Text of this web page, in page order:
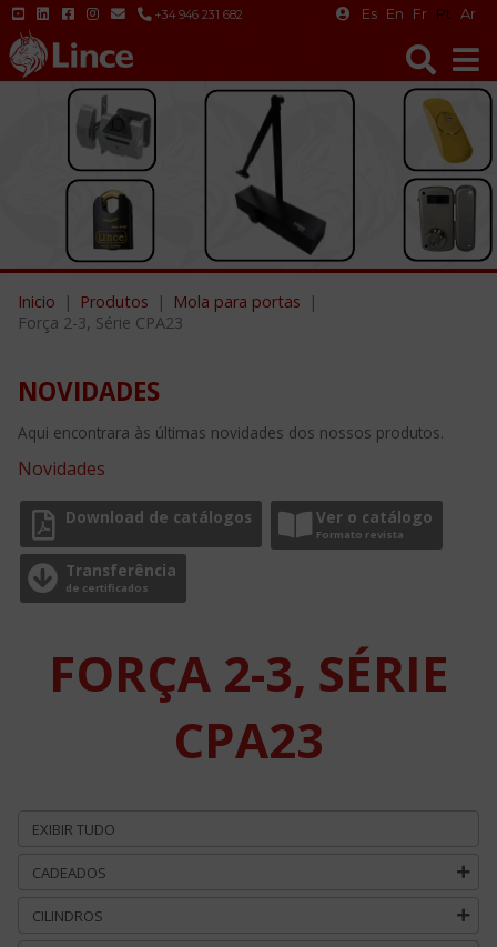
+34 946 231 682 Es En Fr Pt Ar
Inicio Produtos
Mola para portas
Força 2-3, Série CPA23
NOVIDADES
Aqui encontrara às últimas novidades dos nossos produtos.
Novidades
Download de catálogos Ver o catálogo
Formato revista
Transferência
de certificados
FORÇA 2-3, SÉRIE
CPA23
EXIBIR TUDO
CADEADOS
CILINDROS